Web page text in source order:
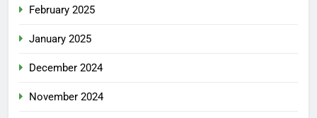
February 2025
January 2025
December 2024
November 2024